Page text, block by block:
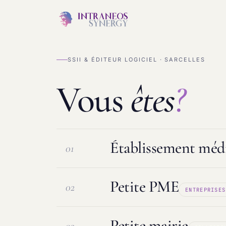
SSII & ÉDITEUR LOGICIEL · SARCELLES
Vousêtes?
01 Établissement
Logiciel ESMS & DUI Protection
02 Petite PME